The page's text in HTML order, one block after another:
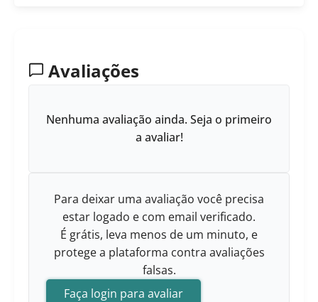
Avaliações
Nenhuma avaliação ainda. Seja o primeiro
a avaliar!
Para deixar uma avaliação você precisa
estar logado e com email verificado.
É grátis, leva menos de um minuto, e
protege a plataforma contra avaliações
falsas.
Faça login para avaliar